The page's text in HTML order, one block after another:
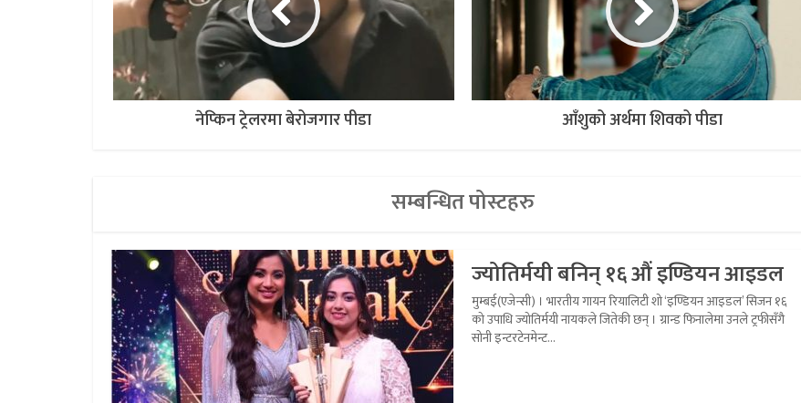
नेप्किन ट्रेलरमा बेरोजगार पीडा आँशुको अर्थमा शिवको पीडा
सम्बन्धित पोस्टहरु
ज्योतिर्मयी बनिन् १६ औं इण्डियन आइडल
मुम्बई(एजेन्सी) । भारतीय गायन रियालिटी शो ‘इण्डियन आइडल’ सिजन १६
को उपाधि ज्योतिर्मयी नायकले जितेकी छन् । ग्रान्ड फिनालेमा उनले ट्रफीसँगै
सोनी इन्टरटेनमेन्ट...